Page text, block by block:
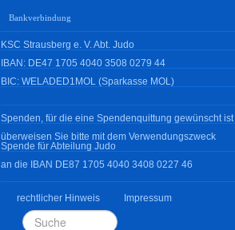
Bankverbindung
KSC Strausberg e. V. Abt. Judo
IBAN: DE47 1705 4040 3508 0279 44
BIC: WELADED1MOL (Sparkasse MOL)
Spenden, für die eine Spendenquittung gewünscht ist
überweisen Sie bitte mit dem Verwendungszweck
Spende für Abteilung Judo
an die IBAN DE87 1705 4040 3408 0227 46
rechtlicher Hinweis Impressum
Suchen